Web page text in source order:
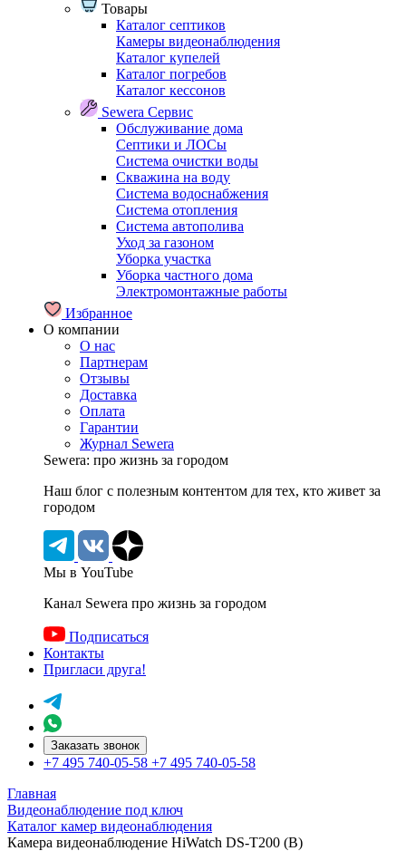
Товары
Каталог септиков
Камеры видеонаблюдения
Каталог купелей
Каталог погребов
Каталог кессонов
Sewera Сервис
Обслуживание дома
Септики и ЛОСы
Система очистки воды
Скважина на воду
Система водоснабжения
Система отопления
Система автополива
Уход за газоном
Уборка участка
Уборка частного дома
Электромонтажные работы
Избранное
О компании
О нас
Партнерам
Отзывы
Доставка
Оплата
Гарантии
Журнал Sewera
Sewera: про жизнь за городом
Наш блог c полезным контентом для тех, кто живет за
городом
Мы в YouTube
Канал Sewera про жизнь за городом
Подписаться
Контакты
Пригласи друга!
Заказать звонок
+7 495 740-05-58 +7 495 740-05-58
Главная
Видеонаблюдение под ключ
Каталог камер видеонаблюдения
Камера видеонаблюдение HiWatch DS-T200 (B)